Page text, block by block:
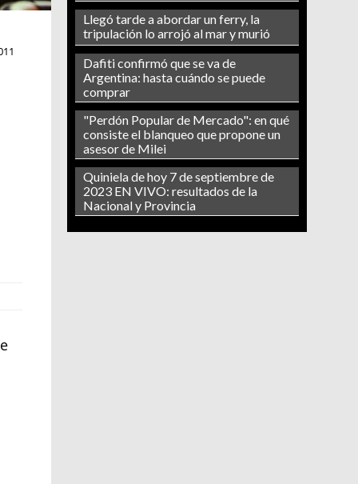
Llegó tarde a abordar un ferry, la
tripulación lo arrojó al mar y murió
Dafiti confirmó que se va de
Argentina: hasta cuándo se puede
comprar
"Perdón Popular de Mercado": en qué
consiste el blanqueo que propone un
asesor de Milei
Quiniela de hoy 7 de septiembre de
2023 EN VIVO: resultados de la
Nacional y Provincia